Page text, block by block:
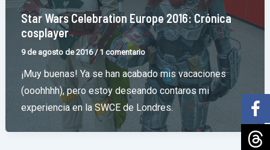
Star Wars Celebration Europe 2016: Crónica
cosplayer
9 de agosto de 2016/1 comentario
¡Muy buenas! Ya se han acabado mis vacaciones
(ooohhhh), pero estoy deseando contaros mi
experiencia en la SWCE de Londres.